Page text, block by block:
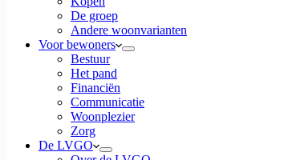
De groep
Andere woonvarianten
Voor bewoners
Bestuur
Het pand
Financiën
Communicatie
Woonplezier
Zorg
De LVGO